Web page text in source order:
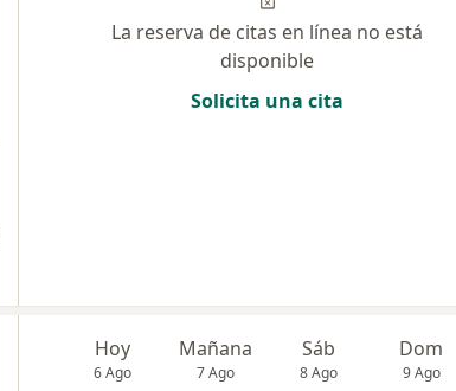
La reserva de citas en línea no está
disponible
Solicita una cita
Hoy
6 Ago
Mañana
7 Ago
Sáb
8 Ago
Dom
9 Ago